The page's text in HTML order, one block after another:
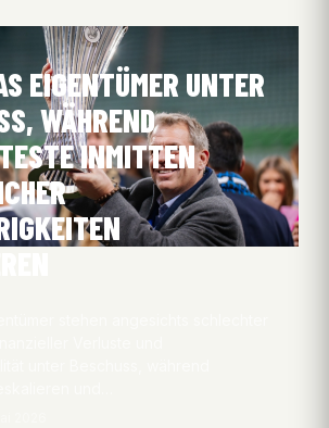
EIGENTÜMER UNTER
WÄHREND
INMITTEN